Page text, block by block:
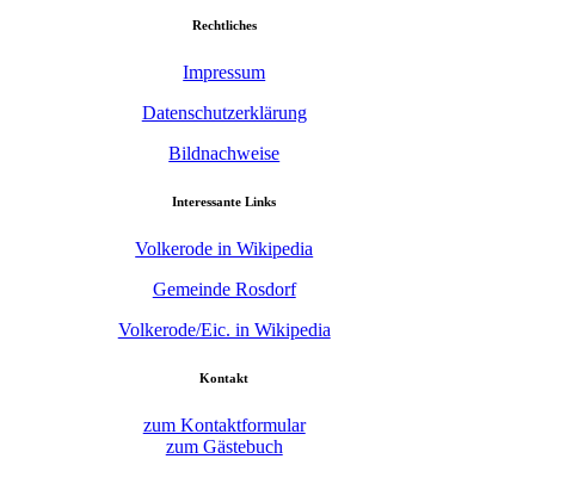
Rechtliches
Impressum
Datenschutzerklärung
Bildnachweise
Interessante Links
Volkerode in Wikipedia
Gemeinde Rosdorf
Volkerode/Eic. in Wikipedia
Kontakt
zum Kontaktformular
zum Gästebuch